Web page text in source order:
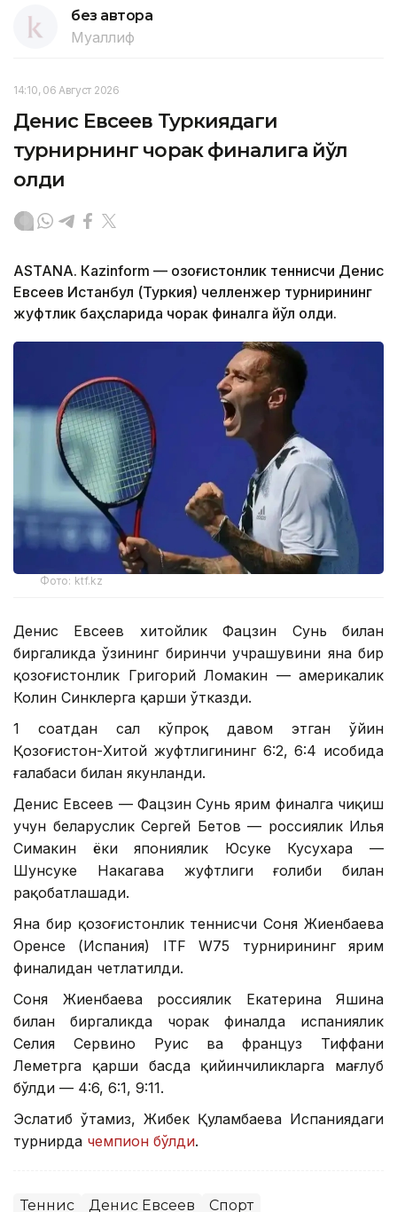
без автора
Муаллиф
14:10, 06 Август 2026
Денис Евсеев Туркиядаги
турнирнинг чорак финалига йўл
олди
ASTANА. Кazinform — Қозоғистонлик теннисчи Денис
Евсеев Истанбул (Туркия) челленжер турнирининг
жуфтлик баҳсларида чорак финалга йўл олди.
Фото: ktf.kz
Денис Евсеев хитойлик Фацзин Сунь билан
биргаликда ўзининг биринчи учрашувини яна бир
қозоғистонлик Григорий Ломакин — америкалик
Колин Синклерга қарши ўтказди.
1 соатдан сал кўпроқ давом этган ўйин
Қозоғистон-Хитой жуфтлигининг 6:2, 6:4 ҳисобида
ғалабаси билан якунланди.
Денис Евсеев — Фацзин Сунь ярим финалга чиқиш
учун беларуслик Сергей Бетов — россиялик Илья
Симакин ёки япониялик Юсуке Кусухара —
Шунсуке Накагава жуфтлиги ғолиби билан
рақобатлашади.
Яна бир қозоғистонлик теннисчи Соня Жиенбаева
Оренсе (Испания) ITF W75 турнирининг ярим
финалидан четлатилди.
Соня Жиенбаева россиялик Екатерина Яшина
билан биргаликда чорак финалда испаниялик
Селия Сервино Руис ва француз Тиффани
Леметрга қарши баҳсда қийинчиликларга мағлуб
бўлди — 4:6, 6:1, 9:11.
Эслатиб ўтамиз, Жибек Қуламбаева Испаниядаги
турнирда чемпион бўлди.
Теннис Денис Евсеев Спорт